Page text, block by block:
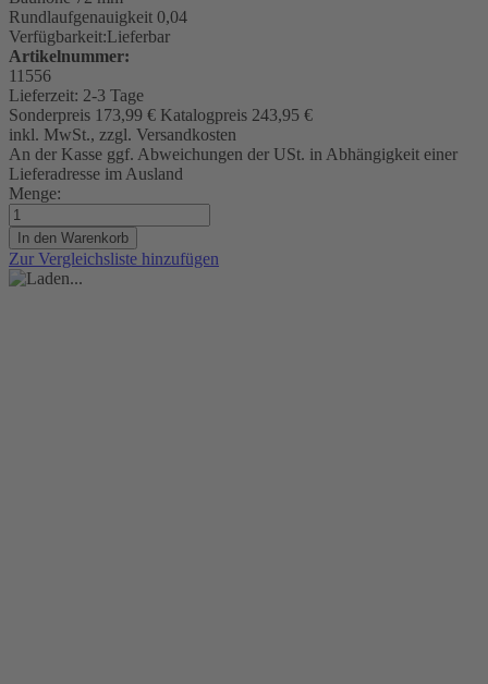
Rundlaufgenauigkeit 0,04
Verfügbarkeit:Lieferbar
Artikelnummer:
11556
Lieferzeit: 2-3 Tage
Sonderpreis 173,99 € Katalogpreis 243,95 €
inkl. MwSt., zzgl. Versandkosten
An der Kasse ggf. Abweichungen der USt. in Abhängigkeit einer
Lieferadresse im Ausland
Menge:
In den Warenkorb
Zur Vergleichsliste hinzufügen